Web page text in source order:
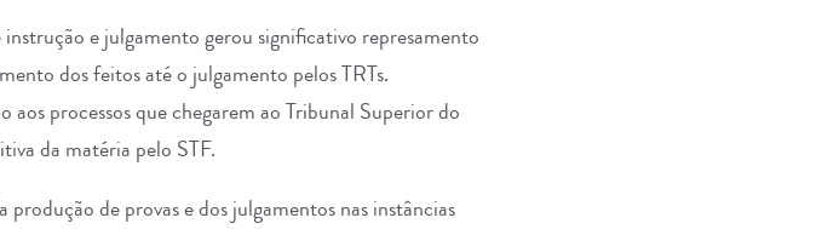
e julgamento gerou significativo represamento
dos feitos até o julgamento pelos TRTs.
processos que chegarem ao Tribunal Superior do
da matéria pelo STF.
de provas e dos julgamentos nas instâncias